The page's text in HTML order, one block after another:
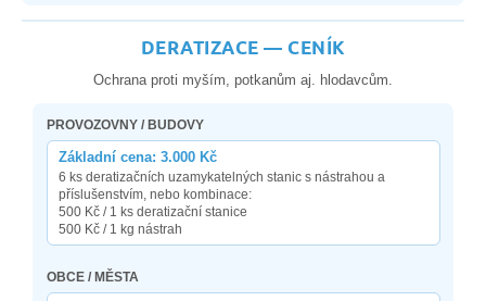
DERATIZACE — CENÍK
Ochrana proti myším, potkanům aj. hlodavcům.
PROVOZOVNY / BUDOVY
Základní cena: 3.000 Kč
6 ks deratizačních uzamykatelných stanic s nástrahou a
příslušenstvím, nebo kombinace:
500 Kč / 1 ks deratizační stanice
500 Kč / 1 kg nástrah
OBCE / MĚSTA